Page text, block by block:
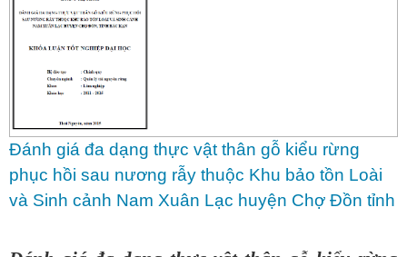
Đánh giá đa dạng thực vật thân gỗ kiểu rừng
phục hồi sau nương rẫy thuộc Khu bảo tồn Loài
và Sinh cảnh Nam Xuân Lạc huyện Chợ Đồn tỉnh